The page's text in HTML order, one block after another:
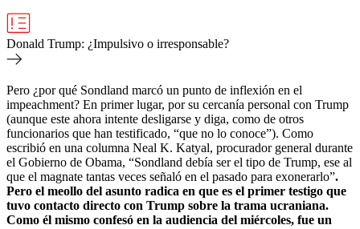
Donald Trump: ¿Impulsivo o irresponsable?
Pero ¿por qué Sondland marcó un punto de inflexión en el
impeachment? En primer lugar, por su cercanía personal con Trump
(aunque este ahora intente desligarse y diga, como de otros
funcionarios que han testificado, “que no lo conoce”). Como
escribió en una columna Neal K. Katyal, procurador general durante
el Gobierno de Obama, “Sondland debía ser el tipo de Trump, ese al
que el magnate tantas veces señaló en el pasado para exonerarlo”.
Pero el meollo del asunto radica en que es el primer testigo que
tuvo contacto directo con Trump sobre la trama ucraniana.
Como él mismo confesó en la audiencia del miércoles, fue un